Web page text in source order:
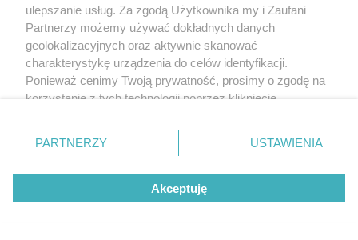
PIELĘGNACJA BORÓWKI
Zrób to po zebraniu borówek, a za
ulepszanie usług. Za zgodą Użytkownika my i Zaufani
Partnerzy możemy używać dokładnych danych
geolokalizacyjnych oraz aktywnie skanować
charakterystykę urządzenia do celów identyfikacji.
Ponieważ cenimy Twoją prywatność, prosimy o zgodę na
korzystanie z tych technologii poprzez kliknięcie
zmienić/wycofać klikając przycisk ustawień prywatności
znajdujący się w lewym dolnym rogu strony
rodzaje przetwarzania danych nie wymagają zgody
użytkownika, ale masz prawo sprzeciwić się takiemu
przetwarzaniu. Preferencje będą miały zastosowanie tylko
PARTNERZY USTAWIENIA
Akceptuję